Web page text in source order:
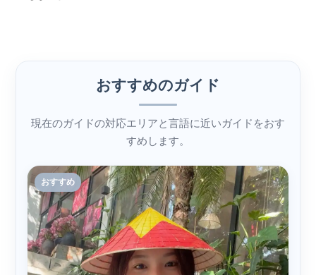
おすすめのガイド
現在のガイドの対応エリアと言語に近いガイドをおす
すめします。
おすすめ